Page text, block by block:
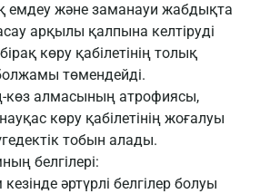
емдеу және заманауи жабдықта
арқылы қалпына келтіруді
көру қабілетінің толық
төмендейді.
көз алмасының атрофиясы,
көру қабілетінің жоғалуы
тобын алады.
белгілері:
әртүрлі белгілер болуы